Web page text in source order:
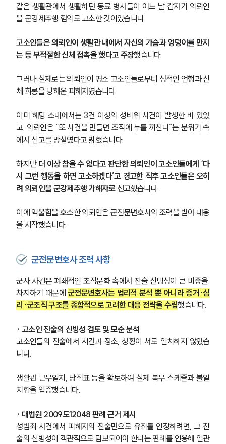
같은 생활관에서 생활하던 동료 병사들이 어느 날 갑자기 의뢰인
을 군강제추행 혐의로 고소한 것이었습니다.
고소인들은 의뢰인이 생활관 내에서 자신의 가슴과 엉덩이를 만지
는 등 부적절한 신체 접촉을 했다고 주장했습니다.
그러나 실제로는 의뢰인이 평소 고소인들로부터 성적인 언행과 신
체 희롱을 당해온 피해자였습니다.
이미 해당 소대에서는 3건 이상의 성비위 사건이 발생한 바 있었
고, 의뢰인은 “또 사건을 만들면 조직에 누를 끼친다”는 분위기 속
에서 신고를 망설였다고 밝혔습니다.
하지만 더 이상 참을 수 없다고 판단한 의뢰인이 고소인들에게 ‘다
시 그런 행동을 하면 고소하겠다’고 경고한 직후 고소인들은 오히
려 의뢰인을 군강제추행 가해자로 신고했습니다.
이에 억울함을 호소한 의뢰인은 군전문변호사의 조력을 받아 대응
을 시작했습니다.
군전문변호사 조력 사항
군사 사건은 폐쇄적인 조직문화 속에서 진술 신빙성이 큰 비중을
차지하기 때문에 군전문변호사는 법리적 분석 뿐 아니라 증거·심
리·군조직 구조를 종합적으로 고려한 대응 전략을 수립했습니다.
· 고소인 진술의 신빙성 검토 및 모순 분석
고소인들의 진술에서 시간과 장소, 상황이 서로 일치하지 않았습
니다.
생활관 근무일지, 당직표 등을 확보하여 실제 복무 스케줄과 불일
치함을 입증했습니다.
· 대법원 2009도12048 판례 근거 제시
성범죄 사건에서 피해자의 진술만으로 유죄를 인정하려면, 그 진
술의 신빙성이 객관적으로 담보되어야 한다는 판례를 인용해 일관